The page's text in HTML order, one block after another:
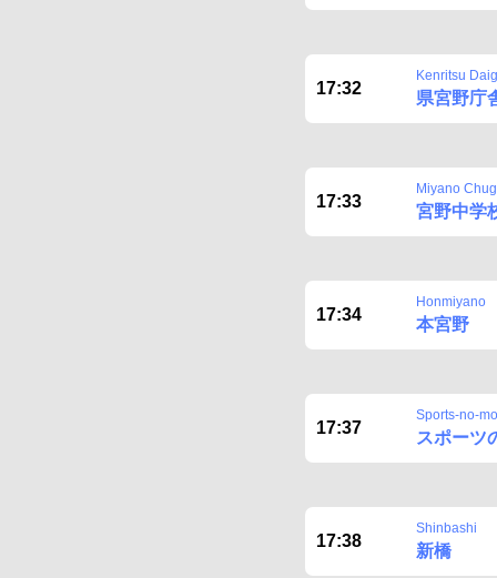
17:32
Kenritsu
県宮野庁
17:33
Miyano
宮野中学
17:34
Honmiyano
本宮野
17:37
Sports-no-
スポーツ
17:38
Shinbashi
新橋